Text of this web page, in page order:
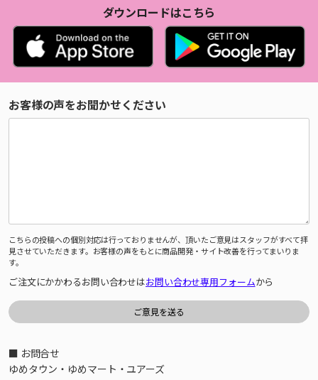
ダウンロードはこちら
お客様の声をお聞かせください
こちらの投稿への個別対応は行っておりませんが、頂いたご意見はスタッフがすべて拝
見させていただきます。お客様の声をもとに商品開発・サイト改善を行ってまいりま
す。
ご注文にかかわるお問い合わせはお問い合わせ専用フォームから
■ お問合せ
ゆめタウン・ゆめマート・ユアーズ